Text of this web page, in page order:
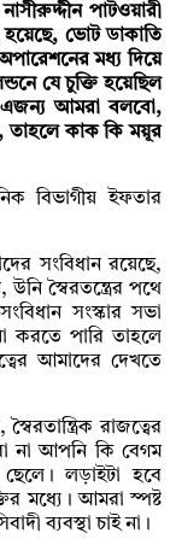
পাটওয়ারী
হয়েছে, ভোট ডাকাতি
মধ্য দিয়ে
যে চুক্তি হয়েছিল
এজন্য আমরা বলবো,
তাহলে কাক কি ময়ূর
বিভাগীয় ইফতার
সংবিধান রয়েছে,
উনি স্বৈরতন্ত্রের পথে
সংস্কার সভা
করতে পারি তাহলে
আমাদের দেখতে
রাজত্বের
না আপনি কি বেগম
লড়াইটা হবে
মধ্যে। আমরা স্পষ্ট
ব্যবস্থা চাই না।